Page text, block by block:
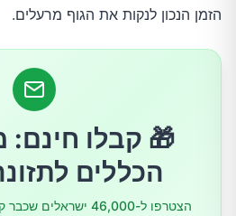
9 דרכים לניקוי הרעלים מגופנו
הזמן הנכון לנקות את הגוף מרעלים.
הכללים
הצטרפו ל-46,000